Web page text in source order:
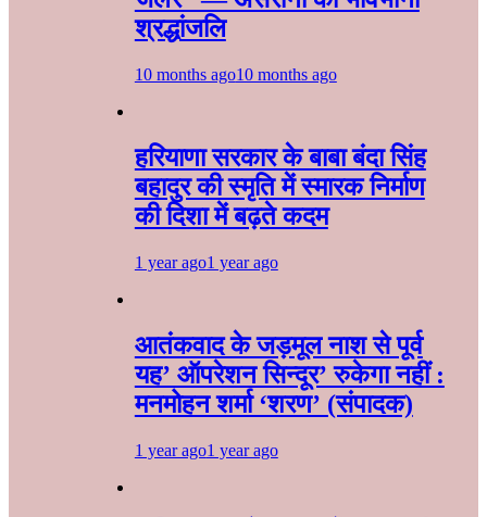
श्रद्धांजलि
10 months ago10 months ago
हरियाणा सरकार के बाबा बंदा सिंह
बहादुर की स्मृति में स्मारक निर्माण
की दिशा में बढ़ते कदम
1 year ago1 year ago
आतंकवाद के जड़मूल नाश से पूर्व
यह’ ऑपरेशन सिन्दूर’ रुकेगा नहीं :
मनमोहन शर्मा ‘शरण’ (संपादक)
1 year ago1 year ago